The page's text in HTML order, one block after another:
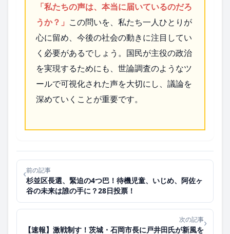
「私たちの声は、本当に届いているのだろ
うか？」 この問いを、私たち一人ひとりが
心に留め、今後の社会の動きに注目してい
く必要があるでしょう。国民が主役の政治
を実現するためにも、世論調査のようなツ
ールで可視化された声を大切にし、議論を
深めていくことが重要です。
‹前の記事
杉並区長選、緊迫の4つ巴！待機児童、いじめ、阿佐ヶ
谷の未来は誰の手に？28日投票！
次の記事
【速報】激戦制す！茨城・石岡市長に戸井田氏が新風を
›